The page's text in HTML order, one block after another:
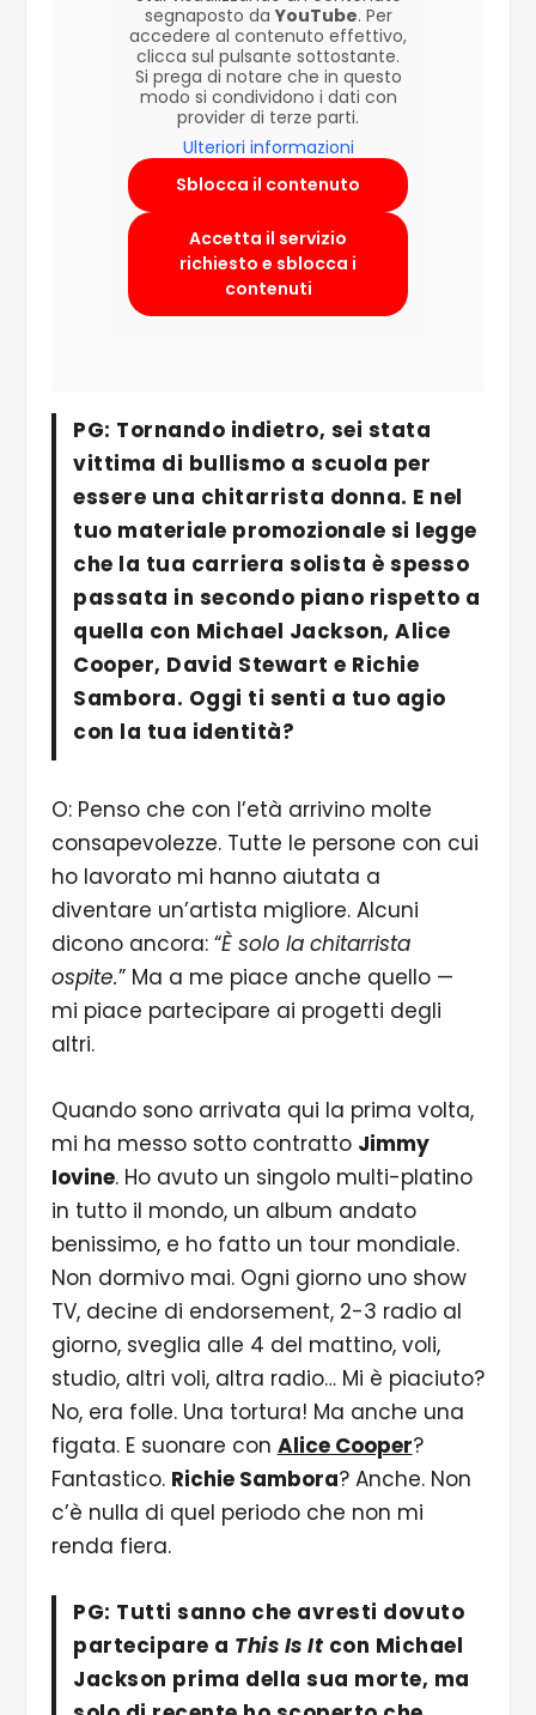
segnaposto daYouTube. Per
accedere al contenuto effettivo,
clicca sul pulsante sottostante.
Si prega di notare che in questo
modo si condividono i dati con
provider di terze parti.
Ulteriori informazioni
Sblocca il contenuto
Accetta il servizio
richiesto e sblocca i
contenuti
PG: Tornando indietro, sei stata
vittima di bullismo a scuola per
essere una chitarrista donna. E nel
tuo materiale promozionale si legge
che la tua carriera solista è spesso
passata in secondo piano rispetto a
quella con Michael Jackson, Alice
Cooper, David Stewart e Richie
Sambora. Oggi ti senti a tuo agio
con la tua identità?
O: Penso che con l’età arrivino molte
consapevolezze. Tutte le persone con cui
ho lavorato mi hanno aiutata a
diventare un’artista migliore. Alcuni
dicono ancora: “È solo la chitarrista
ospite.” Ma a me piace anche quello —
mi piace partecipare ai progetti degli
altri.
Quando sono arrivata qui la prima volta,
mi ha messo sotto contratto Jimmy
Iovine. Ho avuto un singolo multi-platino
in tutto il mondo, un album andato
benissimo, e ho fatto un tour mondiale.
Non dormivo mai. Ogni giorno uno show
TV, decine di endorsement, 2-3 radio al
giorno, sveglia alle 4 del mattino, voli,
studio, altri voli, altra radio… Mi è piaciuto?
No, era folle. Una tortura! Ma anche una
figata. E suonare con Alice Cooper?
Fantastico. Richie Sambora? Anche. Non
c’è nulla di quel periodo che non mi
renda fiera.
PG: Tutti sanno che avresti dovuto
partecipare a This Is It con Michael
Jackson prima della sua morte, ma